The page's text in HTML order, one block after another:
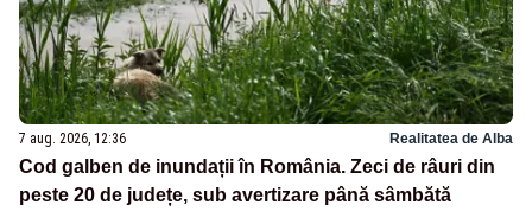
7 aug. 2026, 12:36 Realitatea de Alba
Cod galben de inundații în România. Zeci de râuri din
peste 20 de județe, sub avertizare până sâmbătă